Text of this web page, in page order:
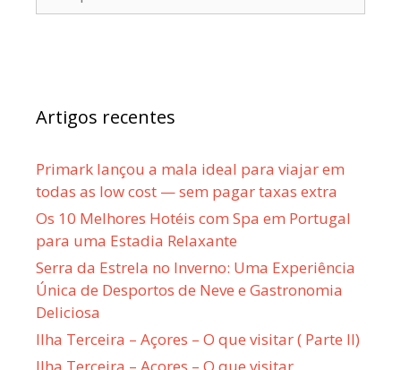
por:
Artigos recentes
Primark lançou a mala ideal para viajar em
todas as low cost — sem pagar taxas extra
Os 10 Melhores Hotéis com Spa em Portugal
para uma Estadia Relaxante
Serra da Estrela no Inverno: Uma Experiência
Única de Desportos de Neve e Gastronomia
Deliciosa
Ilha Terceira – Açores – O que visitar ( Parte II)